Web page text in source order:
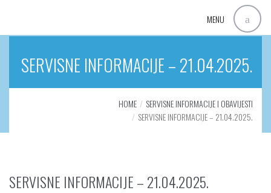
MENU
SERVISNE INFORMACIJE – 21.04.2025.
HOME
SERVISNE INFORMACIJE I OBAVIJESTI
SERVISNE INFORMACIJE – 21.04.2025.
SERVISNE INFORMACIJE – 21.04.2025.